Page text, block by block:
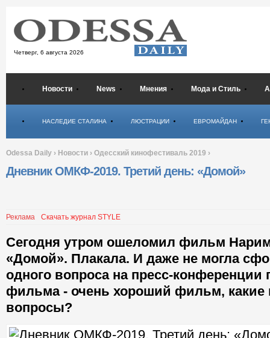
Четверг, 6 августа 2026
Новости News Мнения Мода и Стиль
НАСЛЕДИЕ СТАЛИНА ЛЮСТРАЦИИ ЕВРОМАЙДАН
Odessa Daily › Новости › Одесский кинофестиваль 2019 ›
Дневник ОМКФ-2019. Третий день: «Домой»
Реклама Скачать журнал STYLE
Сегодня утром ошеломил фильм
«Домой». Плакала. И даже не могла
одного вопроса на пресс-конференции
фильма - очень хороший фильм, какие
вопросы?